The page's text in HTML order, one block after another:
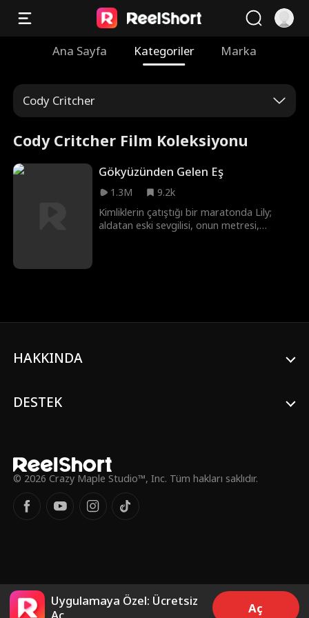
Ana Sayfa Kategoriler Marka
Cody Critcher
Cody Critcher Film Koleksiyonu
Gökyüzünden Gelen Eş
1.3M
9.2k
Kimliklerin çatıştığı bir maratonda Lily;
aldatan eski sevgilisi, onun metresi,
HAKKINDA
DESTEK
© 2026 Crazy Maple Studio™, Inc. Tüm hakları saklıdır.
Uygulamaya Özel: Ücretsiz
Aç